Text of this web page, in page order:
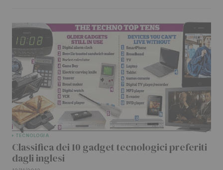
TECNOLOGIA
Classifica dei 10 gadget tecnologici preferiti
dagli inglesi